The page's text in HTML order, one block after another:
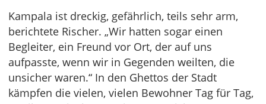
Kampala ist dreckig, gefährlich, teils sehr arm,
berichtete Rischer. „Wir hatten sogar einen
Begleiter, ein Freund vor Ort, der auf uns
aufpasste, wenn wir in Gegenden weilten, die
unsicher waren.“ In den Ghettos der Stadt
kämpfen die vielen, vielen Bewohner Tag für Tag,